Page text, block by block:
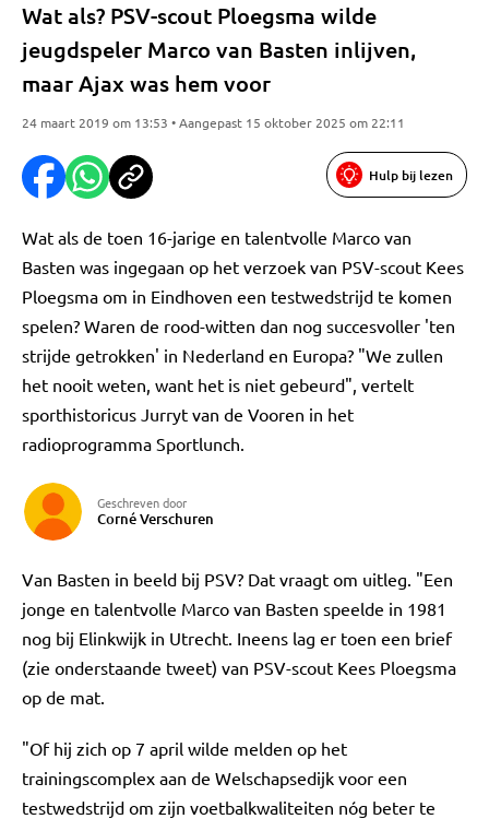
Wat als? PSV-scout Ploegsma wilde
jeugdspeler Marco van Basten inlijven,
maar Ajax was hem voor
24 maart 2019 om 13:53 • Aangepast 15 oktober 2025 om 22:11
Hulp bij lezen
Wat als de toen 16-jarige en talentvolle Marco van
Basten was ingegaan op het verzoek van PSV-scout Kees
Ploegsma om in Eindhoven een testwedstrijd te komen
spelen? Waren de rood-witten dan nog succesvoller 'ten
strijde getrokken' in Nederland en Europa? "We zullen
het nooit weten, want het is niet gebeurd", vertelt
sporthistoricus Jurryt van de Vooren in het
radioprogramma Sportlunch.
Geschreven door
Corné Verschuren
Van Basten in beeld bij PSV? Dat vraagt om uitleg. "Een
jonge en talentvolle Marco van Basten speelde in 1981
nog bij Elinkwijk in Utrecht. Ineens lag er toen een brief
(zie onderstaande tweet) van PSV-scout Kees Ploegsma
op de mat.
"Of hij zich op 7 april wilde melden op het
trainingscomplex aan de Welschapsedijk voor een
testwedstrijd om zijn voetbalkwaliteiten nóg beter te